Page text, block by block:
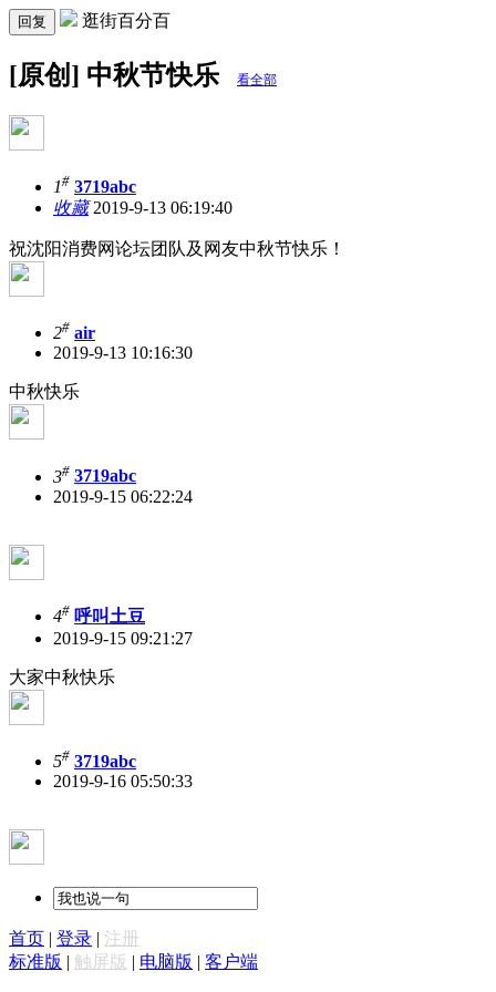
回复 逛街百分百
[原创] 中秋节快乐 看全部
1# 3719abc
收藏2019-9-13 06:19:40
祝沈阳消费网论坛团队及网友中秋节快乐！
2# air
2019-9-13 10:16:30
中秋快乐
3# 3719abc
2019-9-15 06:22:24
4# 呼叫土豆
2019-9-15 09:21:27
大家中秋快乐
5# 3719abc
2019-9-16 05:50:33
首页 登录
注册
标准版
触屏版 电脑版 客户端